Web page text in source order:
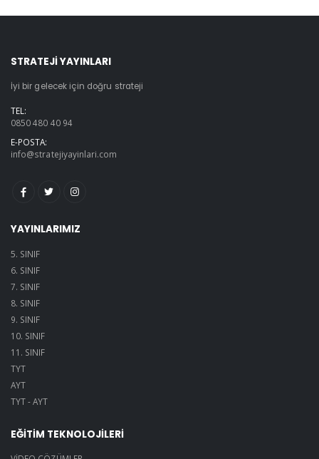
STRATEJİ YAYINLARI
İyi bir gelecek için doğru strateji
TEL:
0850 480 40 94
E-POSTA:
info@stratejiyayinlari.com
YAYINLARIMIZ
5. SINIF
6. SINIF
7. SINIF
8. SINIF
9. SINIF
10. SINIF
11. SINIF
TYT
AYT
TYT - AYT
EĞİTİM TEKNOLOJİLERİ